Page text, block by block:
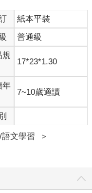
紙本平裝
普通級
規
17*23*1.30
年
7~10歲適讀
語文學習
＞